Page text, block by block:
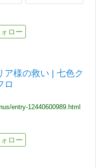
ア様の救い | 七色ク
ロ
entry-12440600989.html